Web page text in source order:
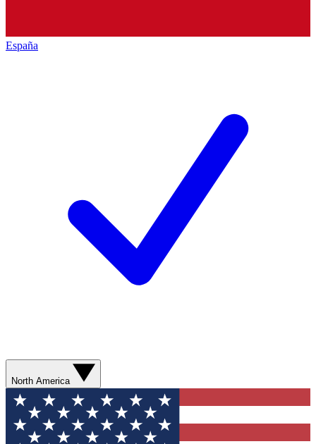
España
North America